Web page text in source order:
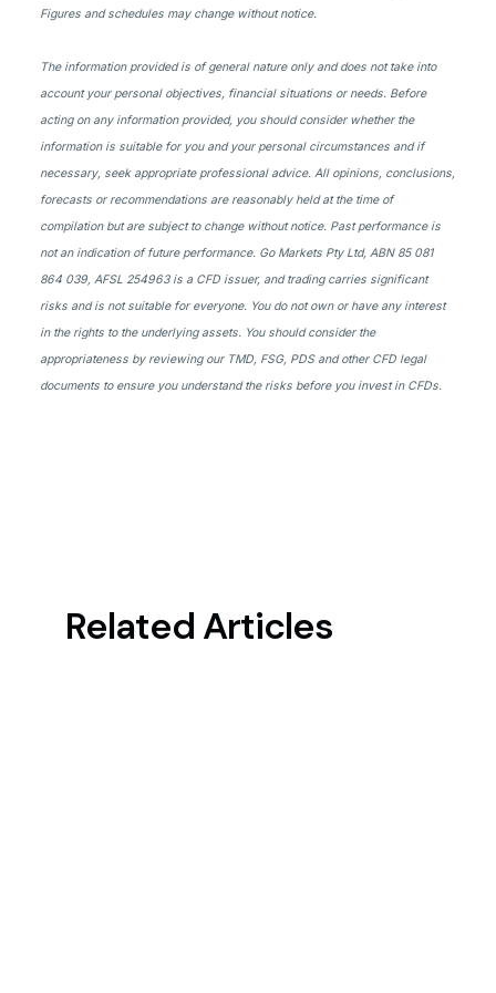
Figures and schedules may change without notice.
The information provided is of general nature only and does not take into
account your personal objectives, financial situations or needs. Before
acting on any information provided, you should consider whether the
information is suitable for you and your personal circumstances and if
necessary, seek appropriate professional advice. All opinions, conclusions,
forecasts or recommendations are reasonably held at the time of
compilation but are subject to change without notice. Past performance is
not an indication of future performance. Go Markets Pty Ltd, ABN 85 081
864 039, AFSL 254963 is a CFD issuer, and trading carries significant
risks and is not suitable for everyone. You do not own or have any interest
in the rights to the underlying assets. You should consider the
appropriateness by reviewing our TMD, FSG, PDS and other CFD legal
documents to ensure you understand the risks before you invest in CFDs.
Related Articles